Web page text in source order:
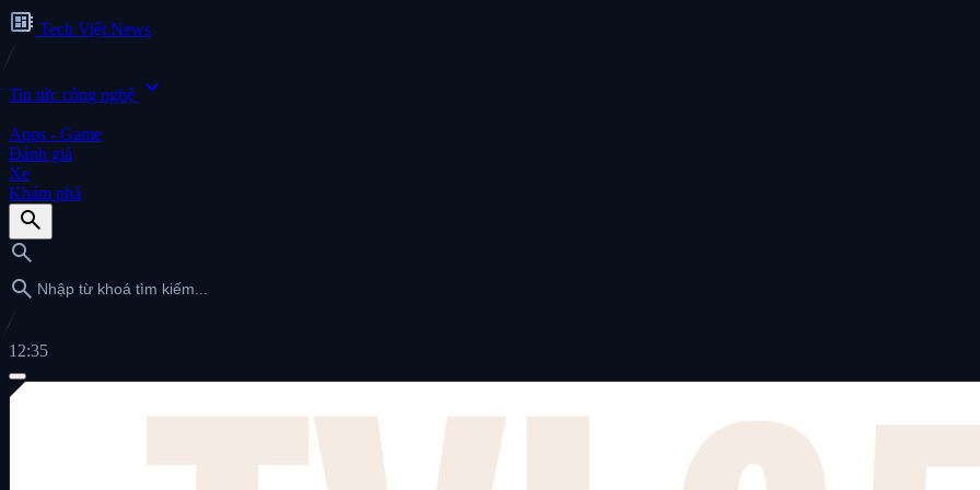
developer_board Tech Việt News
Tin tức công nghệ expand_more
Apps - Game
Đánh giá
Xe
Khám phá
search
search
search
12:35